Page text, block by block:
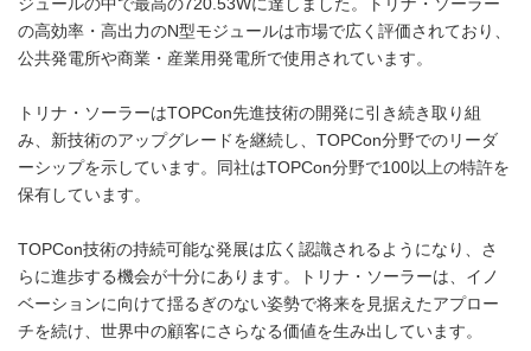
ジュールの中で最高の720.53Wに達しました。トリナ・ソーラー
の高効率・高出力のN型モジュールは市場で広く評価されており、
公共発電所や商業・産業用発電所で使用されています。
トリナ・ソーラーはTOPCon先進技術の開発に引き続き取り組
み、新技術のアップグレードを継続し、TOPCon分野でのリーダ
ーシップを示しています。同社はTOPCon分野で100以上の特許を
保有しています。
TOPCon技術の持続可能な発展は広く認識されるようになり、さ
らに進歩する機会が十分にあります。トリナ・ソーラーは、イノ
ベーションに向けて揺るぎのない姿勢で将来を見据えたアプロー
チを続け、世界中の顧客にさらなる価値を生み出しています。